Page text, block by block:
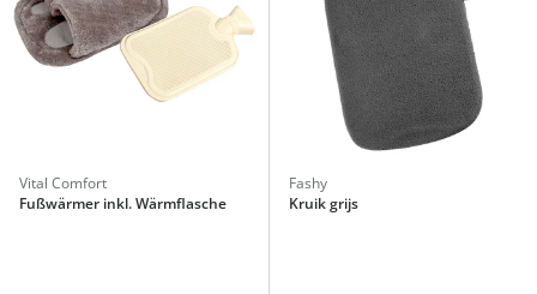
Vital Comfort
Fußwärmer inkl. Wärmflasche
Fashy
Kruik grijs